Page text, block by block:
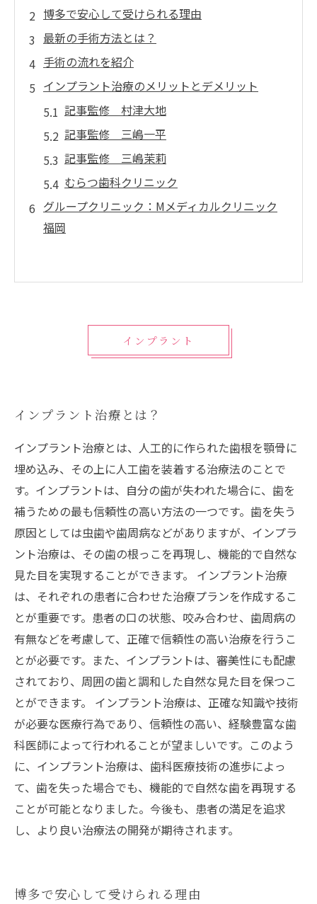
博多で安心して受けられる理由
最新の手術方法とは？
手術の流れを紹介
インプラント治療のメリットとデメリット
記事監修 村津大地
記事監修 三嶋一平
記事監修 三嶋茉莉
むらつ歯科クリニック
グループクリニック：Mメディカルクリニック
福岡
インプラント
インプラント治療とは？
インプラント治療とは、人工的に作られた歯根を顎骨に
埋め込み、その上に人工歯を装着する治療法のことで
す。インプラントは、自分の歯が失われた場合に、歯を
補うための最も信頼性の高い方法の一つです。歯を失う
原因としては虫歯や歯周病などがありますが、インプラ
ント治療は、その歯の根っこを再現し、機能的で自然な
見た目を実現することができます。 インプラント治療
は、それぞれの患者に合わせた治療プランを作成するこ
とが重要です。患者の口の状態、咬み合わせ、歯周病の
有無などを考慮して、正確で信頼性の高い治療を行うこ
とが必要です。また、インプラントは、審美性にも配慮
されており、周囲の歯と調和した自然な見た目を保つこ
とができます。 インプラント治療は、正確な知識や技術
が必要な医療行為であり、信頼性の高い、経験豊富な歯
科医師によって行われることが望ましいです。このよう
に、インプラント治療は、歯科医療技術の進歩によっ
て、歯を失った場合でも、機能的で自然な歯を再現する
ことが可能となりました。今後も、患者の満足を追求
し、より良い治療法の開発が期待されます。
博多で安心して受けられる理由